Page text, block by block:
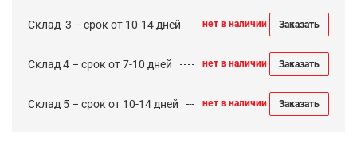
Cклад 3 – срок от 10-14 дней нет в наличии Заказать
Склад 4 – срок от 7-10 дней нет в наличии Заказать
Склад 5 – срок от 10-14 дней нет в наличии Заказать